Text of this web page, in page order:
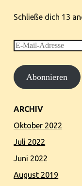
Schließe dich 13
E-
Adresse
Abonnieren
ARCHIV
Oktober 2022
Juli 2022
Juni 2022
August 2019